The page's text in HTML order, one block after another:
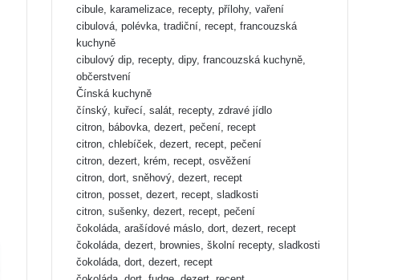
cibule, karamelizace, recepty, přílohy, vaření
cibulová, polévka, tradiční, recept, francouzská
kuchyně
cibulový dip, recepty, dipy, francouzská kuchyně,
občerstvení
Čínská kuchyně
čínský, kuřecí, salát, recepty, zdravé jídlo
citron, bábovka, dezert, pečení, recept
citron, chlebíček, dezert, recept, pečení
citron, dezert, krém, recept, osvěžení
citron, dort, sněhový, dezert, recept
citron, posset, dezert, recept, sladkosti
citron, sušenky, dezert, recept, pečení
čokoláda, arašídové máslo, dort, dezert, recept
čokoláda, dezert, brownies, školní recepty, sladkosti
čokoláda, dort, dezert, recept